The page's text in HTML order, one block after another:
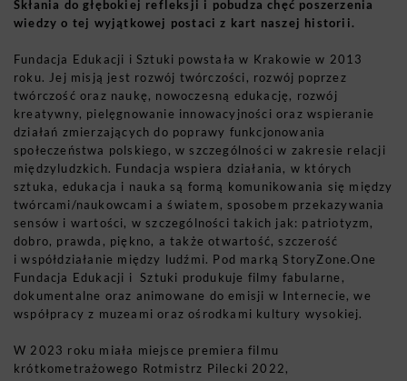
Skłania do głębokiej refleksji i pobudza chęć poszerzenia
wiedzy o tej wyjątkowej postaci z kart naszej historii.
Fundacja Edukacji i Sztuki powstała w Krakowie w 2013
roku. Jej misją jest rozwój twórczości, rozwój poprzez
twórczość oraz naukę, nowoczesną edukację, rozwój
kreatywny, pielęgnowanie innowacyjności oraz wspieranie
działań zmierzających do poprawy funkcjonowania
społeczeństwa polskiego, w szczególności w zakresie relacji
międzyludzkich. Fundacja wspiera działania, w których
sztuka, edukacja i nauka są formą komunikowania się między
twórcami/naukowcami a światem, sposobem przekazywania
sensów i wartości, w szczególności takich jak: patriotyzm,
dobro, prawda, piękno, a także otwartość, szczerość
i współdziałanie między ludźmi. Pod markąStoryZone.One
Fundacja Edukacji i Sztuki produkuje filmy fabularne,
dokumentalne oraz animowane do emisji w Internecie, we
współpracy z muzeami oraz ośrodkami kultury wysokiej.
W 2023 roku miała miejsce premiera filmu
krótkometrażowego Rotmistrz Pilecki 2022,